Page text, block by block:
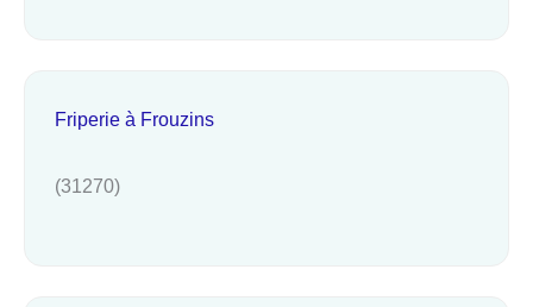
Friperie à Frouzins
(31270)